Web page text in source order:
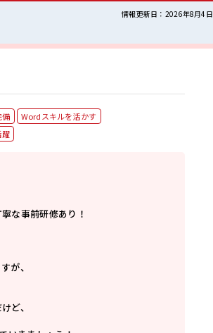
情報更新日：2026年8月4日
備
Wordスキルを活かす
躍
な事前研修あり！
が、
ど、